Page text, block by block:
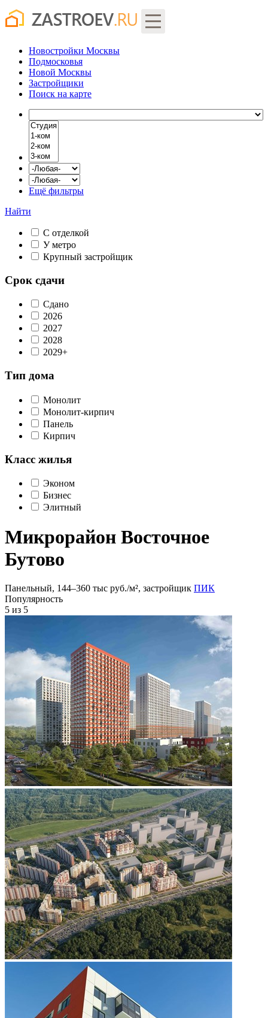
Новостройки Москвы
Подмосковья
Новой Москвы
Застройщики
Поиск на карте
Ещё фильтры
Найти
С отделкой
У метро
Крупный застройщик
Срок сдачи
Сдано
2026
2027
2028
2029+
Тип дома
Монолит
Монолит-кирпич
Панель
Кирпич
Класс жилья
Эконом
Бизнес
Элитный
Микрорайон Восточное
Бутово
Панельный, 144‒360 тыс руб./м², застройщик ПИК
Популярность
5 из 5